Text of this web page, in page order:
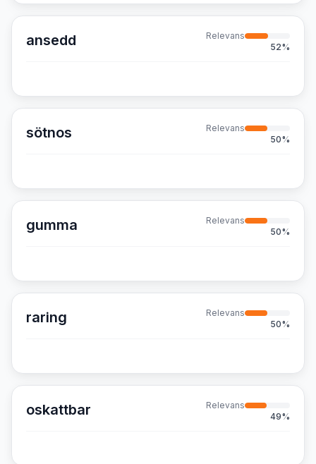
ansedd
Relevans
52%
sötnos
Relevans
50%
gumma
Relevans
50%
raring
Relevans
50%
oskattbar
Relevans
49%